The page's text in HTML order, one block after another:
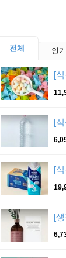
전체 인기
[
[
[
[